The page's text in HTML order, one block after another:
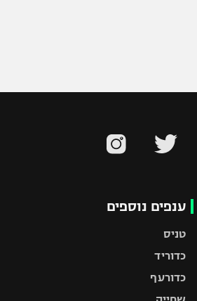
ענפים נוספים
טניס
כדוריד
כדורעף